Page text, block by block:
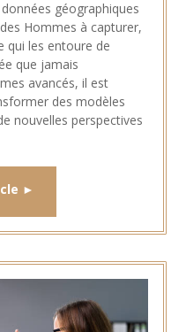
géographiques
Hommes à capturer,
qui les entoure de
que jamais
avancés, il est
des modèles
nouvelles perspectives